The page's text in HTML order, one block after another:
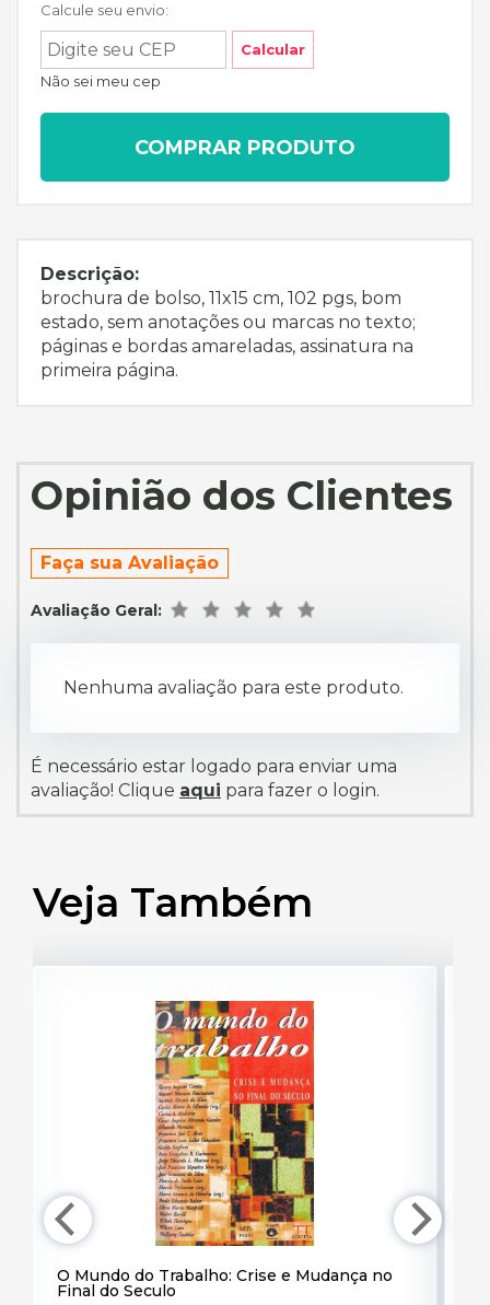
Calcule seu envio:
Calcular
Não sei meu cep
COMPRAR PRODUTO
Descrição:
brochura de bolso, 11x15 cm, 102 pgs, bom
estado, sem anotações ou marcas no texto;
páginas e bordas amareladas, assinatura na
primeira página.
Opinião dos Clientes
Faça sua Avaliação
Avaliação Geral:
Nenhuma avaliação para este produto.
É necessário estar logado para enviar uma
avaliação! Clique aqui para fazer o login.
Veja Também
O Mundo do Trabalho: Crise e Mudança no
Final do Seculo